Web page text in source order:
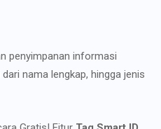
penyimpanan informasi
nama lengkap, hingga jenis